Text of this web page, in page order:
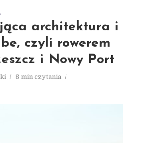
architektura i
czyli rowerem
i Nowy Port
8 min czytania